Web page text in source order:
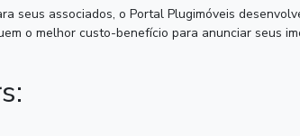
seus associados, o Portal Plugimóveis
o melhor custo-benefício para anunciar seus